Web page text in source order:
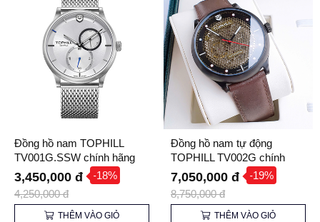
Đồng hồ nam TOPHILL
TV001G.SSW chính hãng
3,450,000 đ -18%
4,250,000 đ
THÊM VÀO GIỎ
Đồng hồ nam tự động
TOPHILL TV002G chính
hãng
7,050,000 đ -19%
8,750,000 đ
THÊM VÀO GIỎ